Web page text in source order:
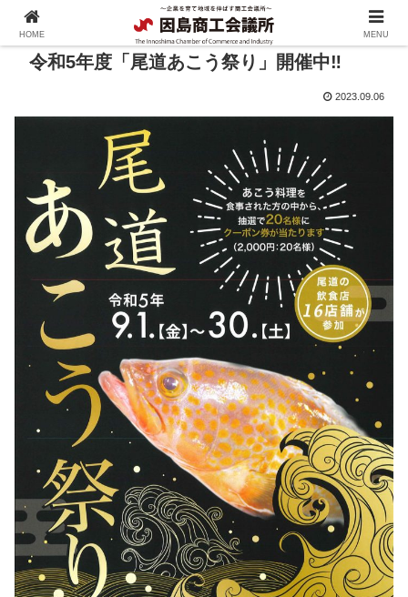
令和5年度「尾道あこう祭り」開催中‼
2023.09.06
HOME MENU